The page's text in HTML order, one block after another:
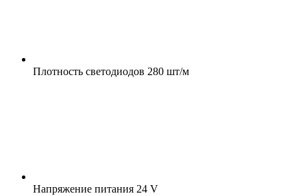
Плотность светодиодов 280 шт/м
Напряжение питания 24 V